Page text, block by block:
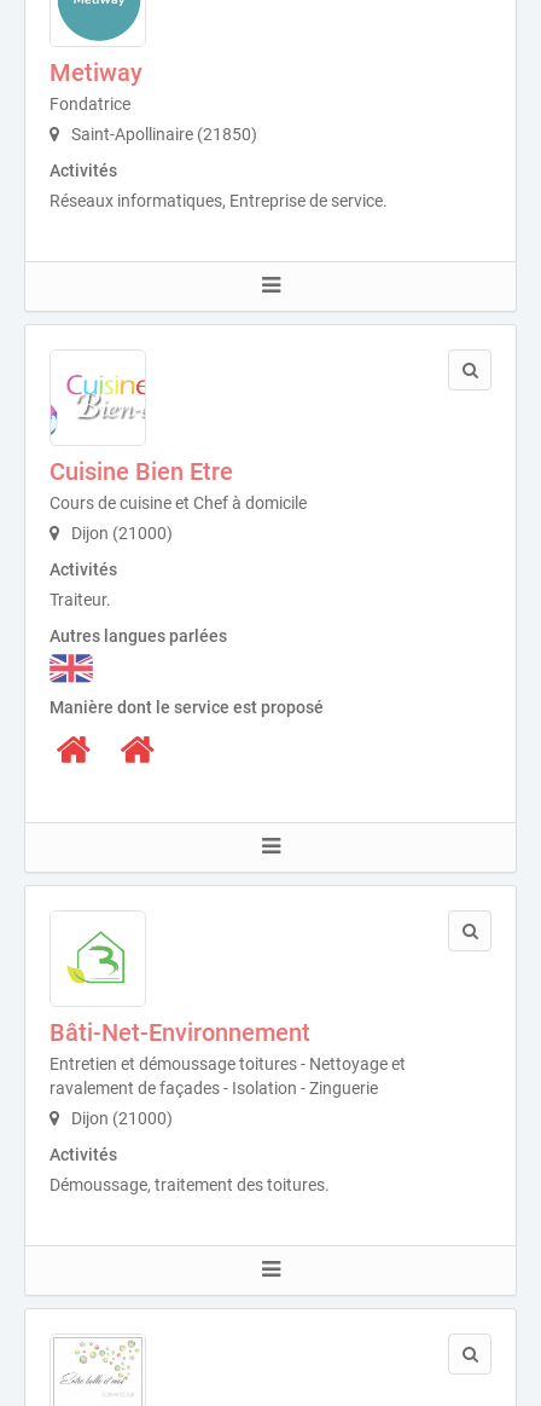
Metiway
Fondatrice
Saint-Apollinaire (21850)
Activités
Réseaux informatiques, Entreprise de service.
Cuisine Bien Etre
Cours de cuisine et Chef à domicile
Dijon (21000)
Activités
Traiteur.
Autres langues parlées
Manière dont le service est proposé
Bâti-Net-Environnement
Entretien et démoussage toitures - Nettoyage et
ravalement de façades - Isolation - Zinguerie
Dijon (21000)
Activités
Démoussage, traitement des toitures.